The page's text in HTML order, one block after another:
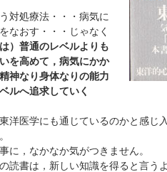
対処療法・・・病気に
なおす・・・じゃなく
は）普通のレベルよりも
を高めて，病気にかか
神なり身体なりの能力
ルへ追求していく
洋医学にも通じているのかと感じ
に，なかなか気がつきません。
読書は，新しい知識を得ると言う